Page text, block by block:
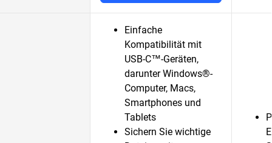
Einfache
Kompatibilität mit
USB-C™-Geräten,
darunter Windows®-
Computer, Macs,
Smartphones und
Tablets
Sichern Sie wichtige